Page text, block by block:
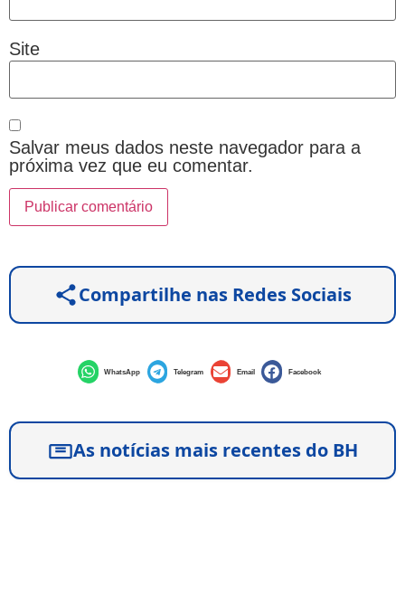
Site
Salvar meus dados neste navegador para a
próxima vez que eu comentar.
Compartilhe nas Redes Sociais
WhatsApp Telegram Email Facebook
As notícias mais recentes do BH